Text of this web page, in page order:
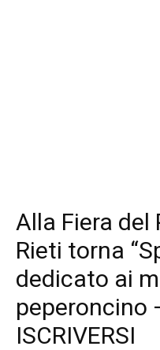
Alla Fiera del
Rieti torna
dedicato ai
peperoncino
ISCRIVERSI